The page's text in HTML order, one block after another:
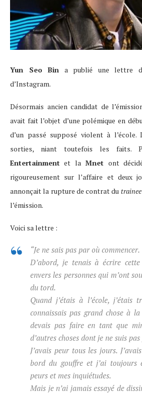
Yun Seo Bin a publié une lettre
d’Instagram.
Désormais ancien candidat de
avait fait l’objet d’une polémique en
d’un passé supposé violent à l’école.
sorties, niant toutefois les faits.
Entertainment et laMnet ont
rigoureusement sur l’affaire et deux
annonçait la rupture de contrat du trainee
l’émission.
Voici sa lettre :
“Je ne sais pas par où commencer.
D’abord, je tenais à écrire
envers les personnes qui m’ont
du tord.
Quand j’étais à l’école, j’étais
connaissais pas grand chose à
devais pas faire en tant que
d’autres choses dont je ne suis
J’avais peur tous les jours.
bord du gouffre et j’ai toujours
peurs et mes inquiétudes.
Mais je n’ai jamais essayé de